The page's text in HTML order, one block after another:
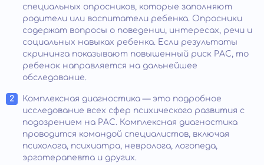
специальных опросников, которые заполняют
родители или воспитатели ребенка. Опросники
содержат вопросы о поведении, интересах, речи и
социальных навыках ребенка. Если результаты
скрининга показывают повышенный риск РАС, то
ребенок направляется на дальнейшее
обследование.
Комплексная диагностика — это подробное
исследование всех сфер психического развития с
подозрением на РАС. Комплексная диагностика
проводится командой специалистов, включая
психолога, психиатра, невролога, логопеда,
эрготерапевта и других.